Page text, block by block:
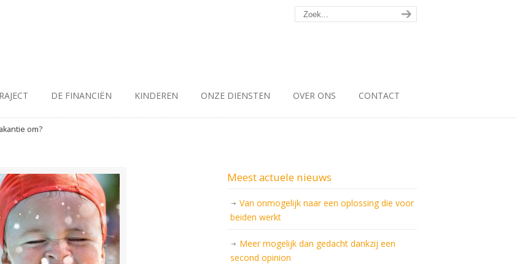
DE FINANCIËN KINDEREN ONZE DIENSTEN OVER ONS CONTACT
om?
Meest actuele nieuws
Van onmogelijk naar een oplossing die voor
beiden werkt
Meer mogelijk dan gedacht dankzij een
second opinion